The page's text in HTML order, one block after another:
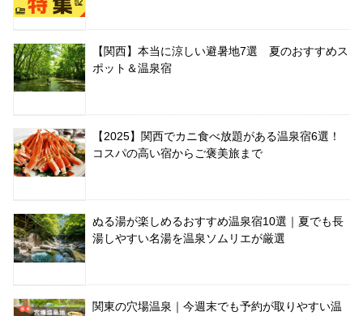
【関西】本当に涼しい避暑地7選 夏のおすすめス
ポット＆温泉宿
【2025】関西でカニ食べ放題がある温泉宿6選！
コスパの高い宿からご褒美旅まで
ぬる湯が楽しめるおすすめ温泉宿10選｜夏でも長
湯しやすい名湯を温泉ソムリエが厳選
関東の穴場温泉｜今週末でも予約が取りやすい温